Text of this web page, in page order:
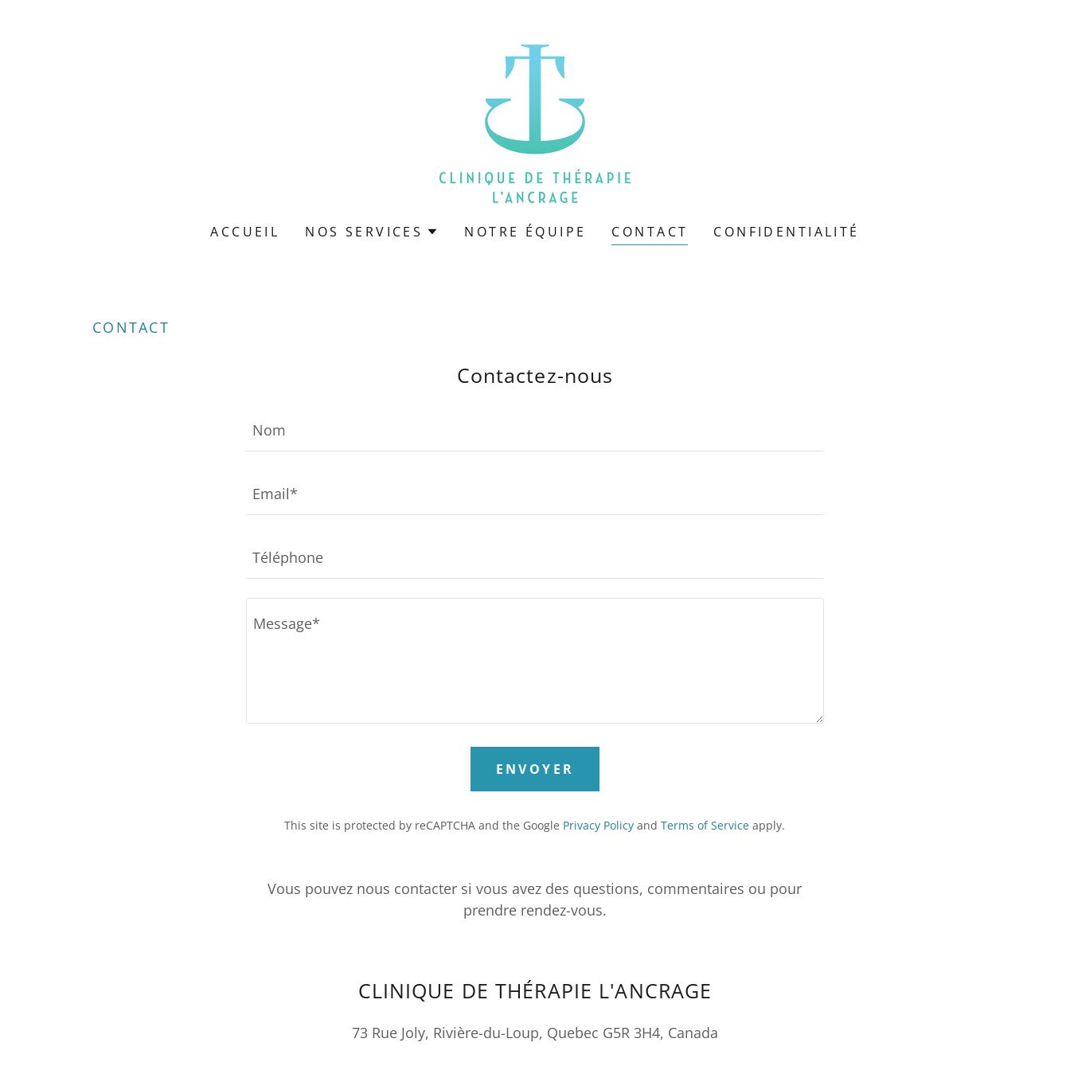
ACCUEIL NOS SERVICES NOTRE ÉQUIPE CONTACT CONFIDENTIALITÉ
CONTACT
Contactez-nous
Nom
Email*
Téléphone
ENVOYER
This site is protected by reCAPTCHA and the Google Privacy Policy andTerms of Service apply.
Vous pouvez nous contacter si vous avez des questions, commentaires ou pour
prendre rendez-vous.
CLINIQUE DE THÉRAPIE L'ANCRAGE
73 Rue Joly, Rivière-du-Loup, Quebec G5R 3H4, Canada